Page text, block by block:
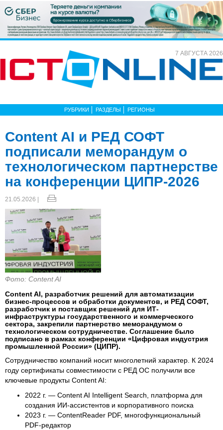
7 АВГУСТА 2026
РУБРИКИ РАЗДЕЛЫ РЕГИОНЫ
Content AI и РЕД СОФТ
подписали меморандум о
технологическом партнерстве
на конференции ЦИПР-2026
21.05.2026 |
Фото: Content AI
Content AI, разработчик решений для автоматизации
бизнес-процессов и обработки документов, и РЕД СОФТ,
разработчик и поставщик решений для ИТ-
инфраструктуры государственного и коммерческого
сектора, закрепили партнерство меморандумом о
технологическом сотрудничестве. Соглашение было
подписано в рамках конференции «Цифровая индустрия
промышленной России» (ЦИПР).
Сотрудничество компаний носит многолетний характер. К 2024
году сертификаты совместимости с РЕД ОС получили все
ключевые продукты Content AI:
2022 г. — Content AI Intelligent Search, платформа для
создания ИИ-ассистентов и корпоративного поиска
2023 г. — ContentReader PDF, многофункциональный
PDF-редактор